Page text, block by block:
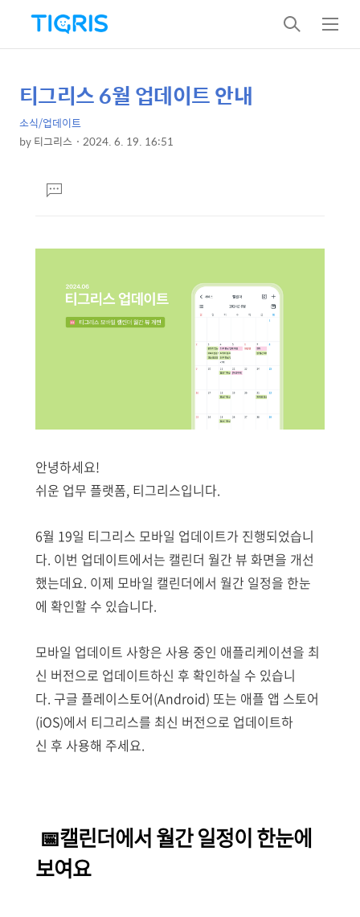
검
색
메
뉴
상
세
컨
본
제
목
티그리스 6월 업데이트 안내
소식/업데이트
by티그리스 2024. 6. 19. 16:51
댓
글
안녕하세요!
쉬운 업무 플랫폼, 티그리스입니다.
6월 19일 티그리스 모바일 업데이트가 진행되었습니
다. 이번 업데이트에서는 캘린더 월간 뷰 화면을 개선
했는데요. 이제 모바일 캘린더에서 월간 일정을 한눈
에 확인할 수 있습니다.
모바일 업데이트 사항은 사용 중인 애플리케이션을 최
신 버전으로 업데이트하신 후 확인하실 수 있습니
다. 구글 플레이스토어(Android) 또는 애플 앱 스토어
(iOS)에서 티그리스를 최신 버전으로 업데이트하
신 후 사용해 주세요.
📅캘린더에서 월간 일정이 한눈에
보여요